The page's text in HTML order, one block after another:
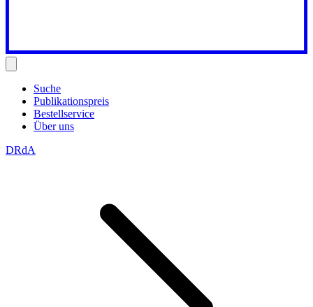
Suche
Publikationspreis
Bestellservice
Über uns
DRdA